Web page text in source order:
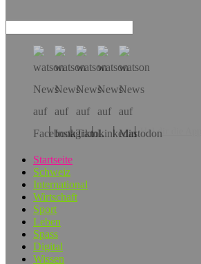
Hol dir die App!
Startseite
Schweiz
International
Wirtschaft
Sport
Leben
Spass
Digital
Wissen